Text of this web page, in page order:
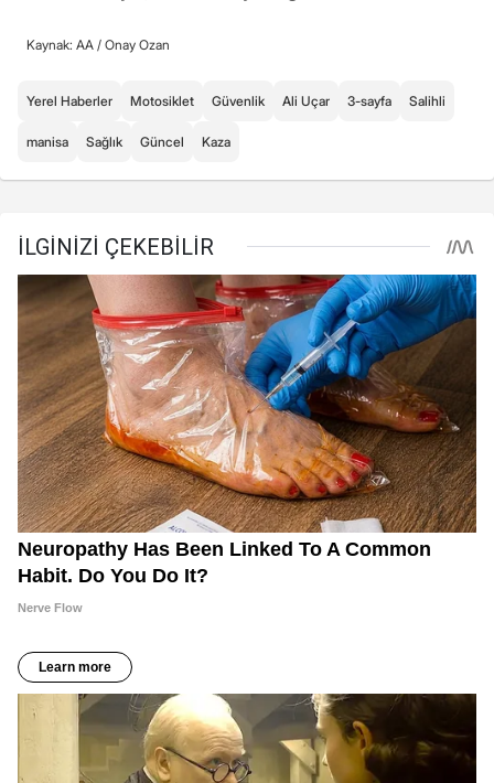
Kaynak: AA / Onay Ozan
Yerel Haberler Motosiklet Güvenlik Ali Uçar 3-sayfa Salihli
manisa Sağlık Güncel Kaza